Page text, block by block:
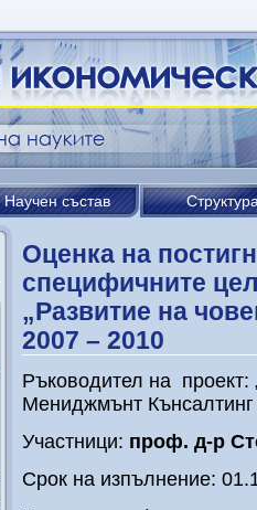
Научен състав
Оценка на
специфичните
„Развитие на
2007 – 2010
Ръководител на проект:
Мениджмънт Кънсалтинг
Участници: проф. д-р
Срок на изпълнение: